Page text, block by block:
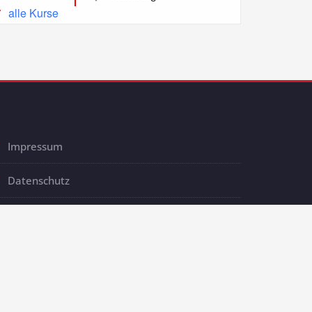
alle Kurse
Impressum
Datenschutz